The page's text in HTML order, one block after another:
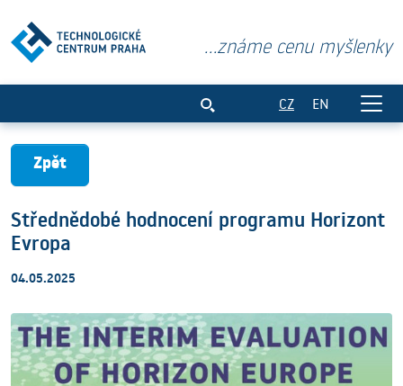
...známe cenu myšlenky
CZ EN
Zpět
Střednědobé hodnocení programu Horizont
Evropa
04.05.2025